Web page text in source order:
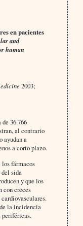
en pacientes
and
human
2003;
36.766
al contrario
ayudan a
a corto plazo.
fármacos
sida
y que los
con creces
la incidencia
periféricas.